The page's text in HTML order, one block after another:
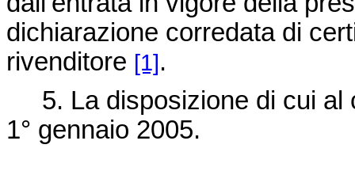
dichiarazione corredata di
rivenditore [1].
5. La disposizione di cui al
1° gennaio 2005.